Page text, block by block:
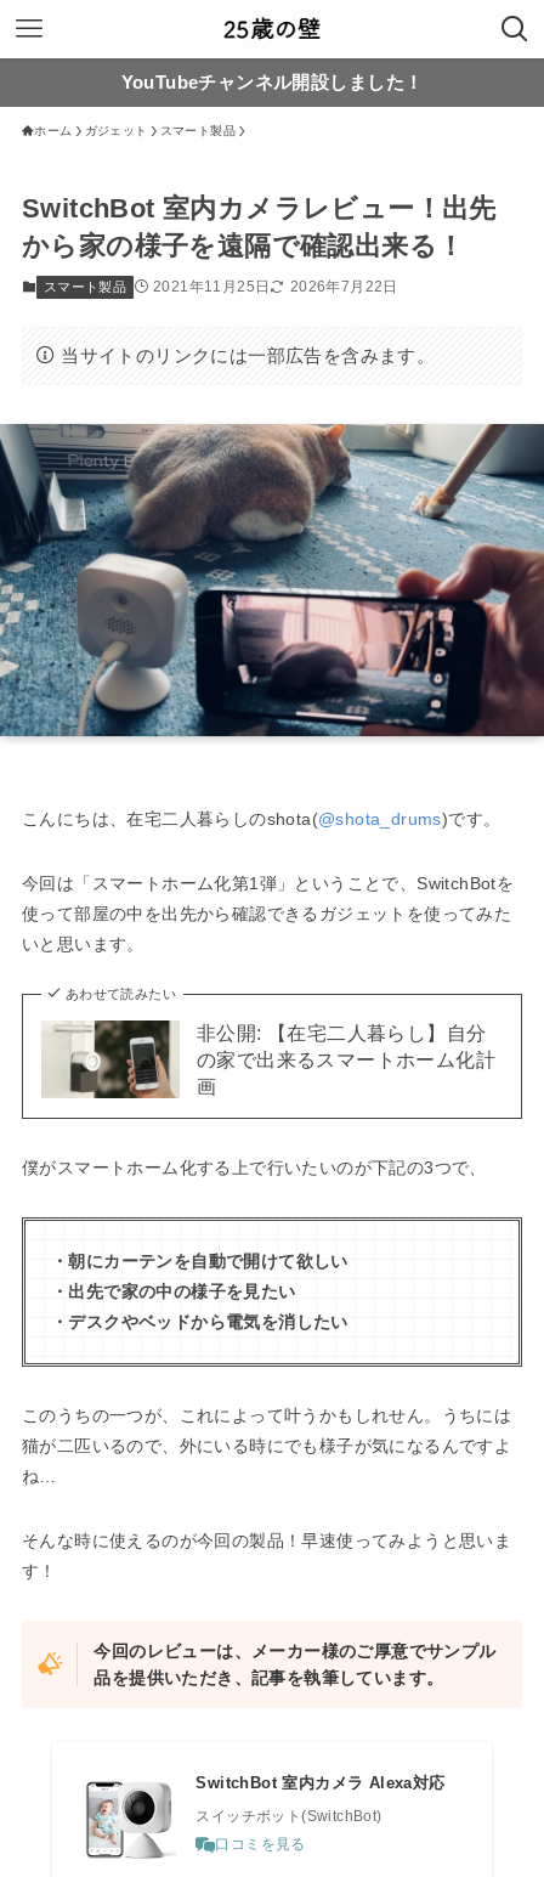
YouTubeチャンネル開設しました！
ホーム ガジェット スマート製品
SwitchBot 室内カメラレビュー！出先
から家の様子を遠隔で確認出来る！
スマート製品 2021年11月25日 2026年7月22日
当サイトのリンクには一部広告を含みます。
こんにちは、在宅二人暮らしのshota(@shota_drums)です。
今回は「スマートホーム化第1弾」ということで、SwitchBotを
使って部屋の中を出先から確認できるガジェットを使ってみた
いと思います。
あわせて読みたい
非公開: 【在宅二人暮らし】自分
の家で出来るスマートホーム化計
画
僕がスマートホーム化する上で行いたいのが下記の3つで、
・朝にカーテンを自動で開けて欲しい
・出先で家の中の様子を見たい
・デスクやベッドから電気を消したい
このうちの一つが、これによって叶うかもしれせん。うちには
猫が二匹いるので、外にいる時にでも様子が気になるんですよ
ね…
そんな時に使えるのが今回の製品！早速使ってみようと思いま
す！
今回のレビューは、メーカー様のご厚意でサンプル
品を提供いただき、記事を執筆しています。
SwitchBot 室内カメラ Alexa対応
スイッチボット(SwitchBot)
口コミを見る